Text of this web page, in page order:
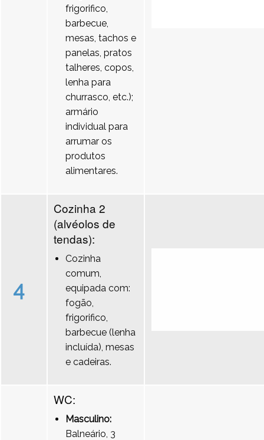
frigorifico,
barbecue,
mesas, tachos e
panelas, pratos
talheres, copos,
lenha para
churrasco, etc.);
armário
individual para
arrumar os
produtos
alimentares.
4
Cozinha 2
(alvéolos de
tendas):
Cozinha
comum,
equipada com:
fogão,
frigorifico,
barbecue (lenha
incluída), mesas
e cadeiras.
WC:
Masculino:
Balneário, 3